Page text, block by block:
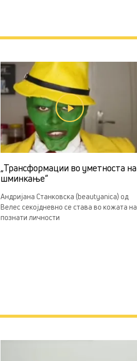
„Трансформации во уметноста на
шминкање“
Андријана Станковска (beautyanica) од
Велес секојдневно се става во кожата на
познати личности